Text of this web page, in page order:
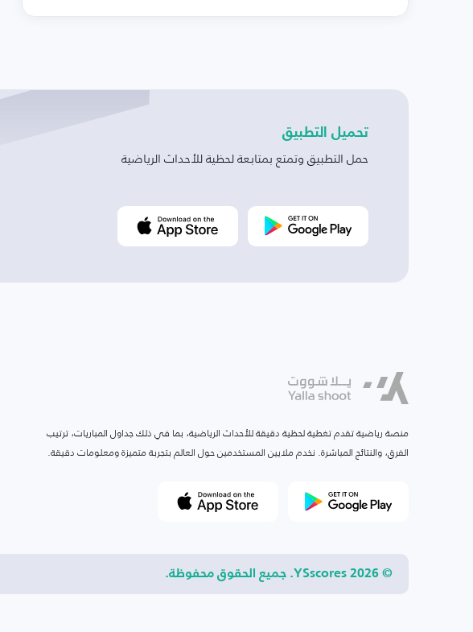
تحميل التطبيق
حمل التطبيق وتمتع بمتابعة لحظية للأحداث الرياضية
منصة رياضية تقدم تغطية لحظية دقيقة للأحداث الرياضية، بما في ذلك جداول المباريات، ترتيب
الفرق، والنتائج المباشرة. نخدم ملايين المستخدمين حول العالم بتجربة متميزة ومعلومات دقيقة.
© 2026 YSscores. جميع الحقوق محفوظة.